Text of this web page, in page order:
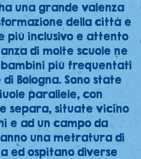
una grande valenza
della città e
più inclusivo e attento
di molte scuole ne
più frequentati
Bologna. Sono state
parallele, con
separa, situate vicino
e ad un campo da
una metratura di
ed ospitano diverse